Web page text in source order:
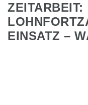
ZEITARBEIT:
EINSATZ –